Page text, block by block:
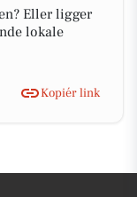
Eller ligger
lokale
Kopiér link